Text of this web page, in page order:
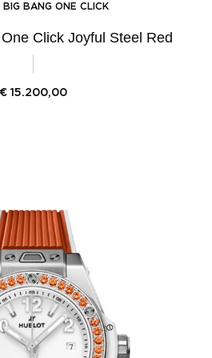
BIG BANG ONE CLICK
Click Joyful Steel Red
€ 15.200,00